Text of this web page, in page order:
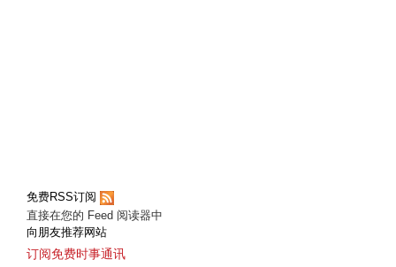
免费RSS订阅
直接在您的 Feed 阅读器中
向朋友推荐网站
订阅免费时事通讯